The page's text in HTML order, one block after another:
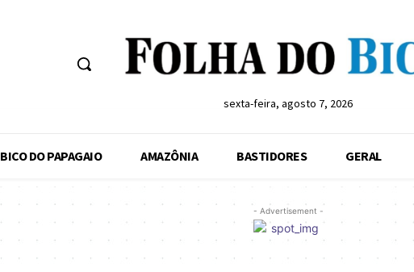
sexta-feira, agosto 7, 2026
BICO DO PAPAGAIO AMAZÔNIA BASTIDORES GERAL
- Advertisement -